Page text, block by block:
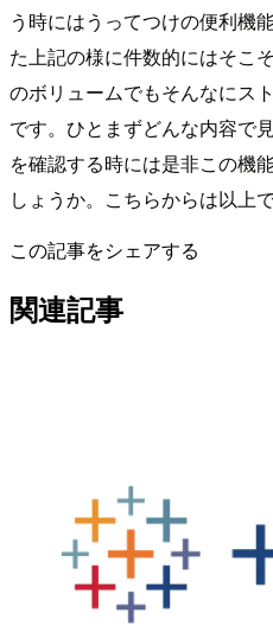
う時にはうってつけの便利機
た上記の様に件数的にはそこ
のボリュームでもそんなにス
です。ひとまずどんな内容で
を確認する時には是非この機
しょうか。こちらからは以上で
この記事をシェアする
関連記事